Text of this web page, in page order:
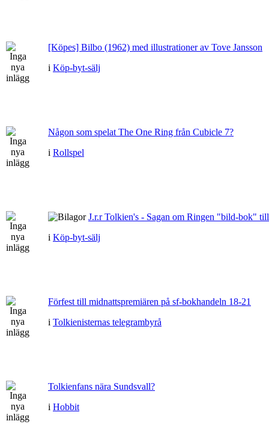
[Köpes] Bilbo (1962) med illustrationer av Tove Jansson
i Köp-byt-sälj
Någon som spelat The One Ring från Cubicle 7?
i Rollspel
J.r.r Tolkien's - Sagan om Ringen "bild-bok"
i Köp-byt-sälj
Förfest till midnattspremiären på sf-bokhandeln 18-21
i Tolkienisternas telegrambyrå
Tolkienfans nära Sundsvall?
i Hobbit